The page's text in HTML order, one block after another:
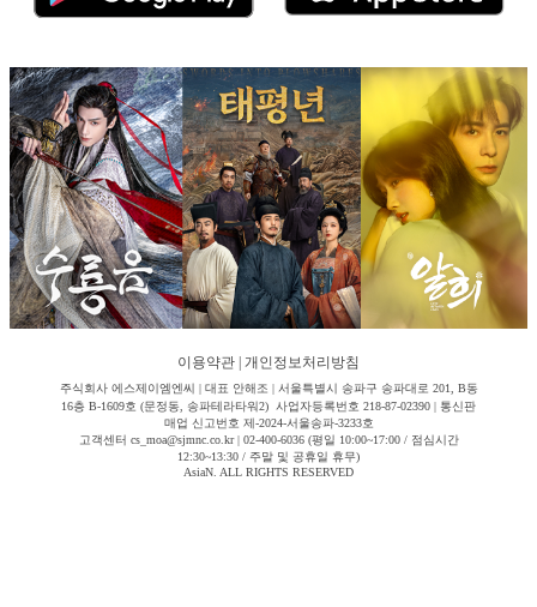
이용약관 개인정보처리방침
주식회사 에스제이엠엔씨 | 대표 안해조 | 서울특별시 송파구 송파대로 201, B동
16층 B-1609호 (문정동, 송파테라타워2) 사업자등록번호 218-87-02390 | 통신판
매업 신고번호 제-2024-서울송파-3233호
고객센터 cs_moa@sjmnc.co.kr | 02-400-6036 (평일 10:00~17:00 / 점심시간
12:30~13:30 / 주말 및 공휴일 휴무)
AsiaN. ALL RIGHTS RESERVED